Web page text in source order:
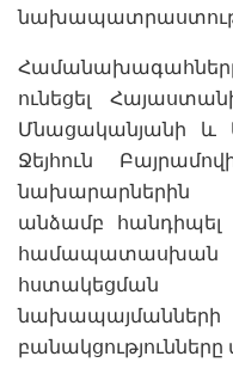
ունեցել
Մնացականյանի և
Ջեյհուն
նախարարներին
անձամբ